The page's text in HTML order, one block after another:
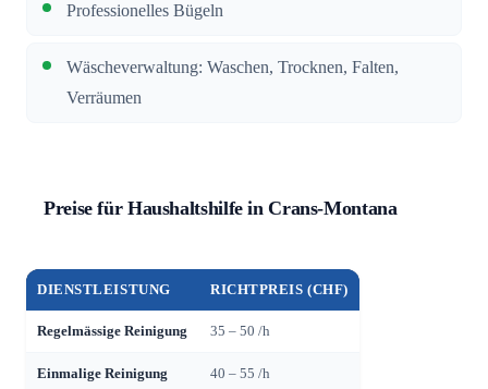
Professionelles Bügeln
Wäscheverwaltung: Waschen, Trocknen, Falten,
Verräumen
Preise für Haushaltshilfe in Crans-Montana
DIENSTLEISTUNG RICHTPREIS (CHF)
Regelmässige Reinigung 35 – 50 /h
Einmalige Reinigung 40 – 55 /h